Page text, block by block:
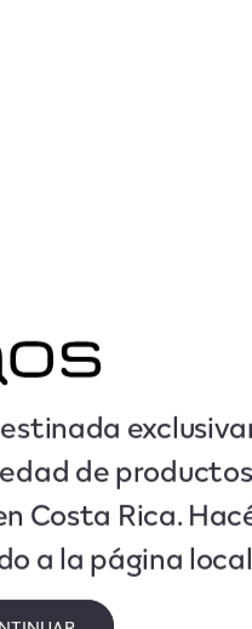
de
Costa Rica.
a la página